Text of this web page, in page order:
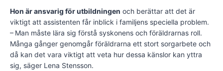
Hon är ansvarig för utbildningen och berättar att det är
viktigt att assistenten får inblick i familjens speciella problem.
– Man måste lära sig förstå syskonens och föräldrarnas roll.
Många gånger genomgår föräldrarna ett stort sorgarbete och
då kan det vara viktigt att veta hur dessa känslor kan yttra
sig, säger Lena Stensson.